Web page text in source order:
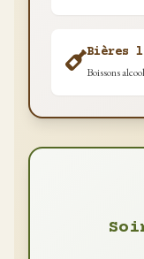
Bières
Boissons